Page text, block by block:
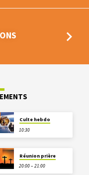
Culte hebdo
10:30
Réunion prière
20:00 – 21:00